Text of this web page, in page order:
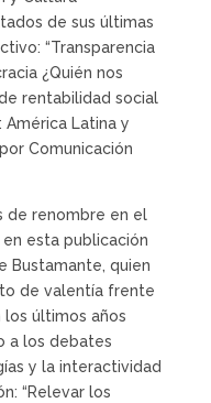
de sus últimas
“Transparencia
¿Quién nos
rentabilidad social
Latina y
Comunicación
de renombre en el
esta publicación
Bustamante, quien
de valentía frente
últimos años
a los debates
y la interactividad
“Relevar los